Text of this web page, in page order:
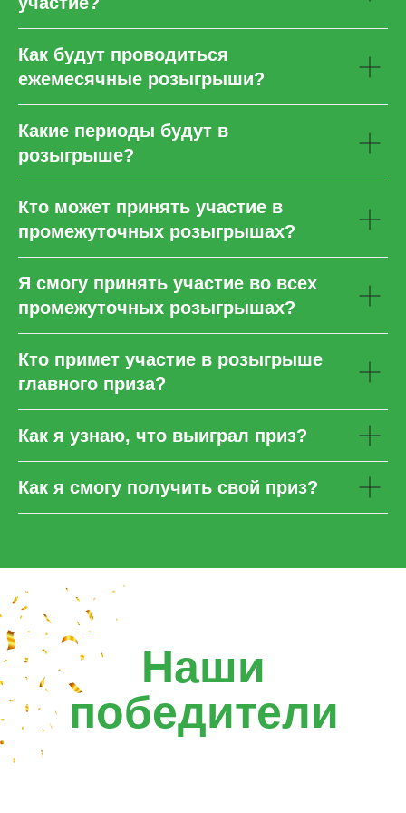
Как будут проводиться
ежемесячные розыгрыши?
Какие периоды будут в
розыгрыше?
Кто может принять участие в
промежуточных розыгрышах?
Я смогу принять участие во всех
промежуточных розыгрышах?
Кто примет участие в розыгрыше
главного приза?
Как я узнаю, что выиграл приз?
Как я смогу получить свой приз?
Ваше имя
Ваш телефон
Я согласен сПолитикой обработки
персональных данных иПравилами акции